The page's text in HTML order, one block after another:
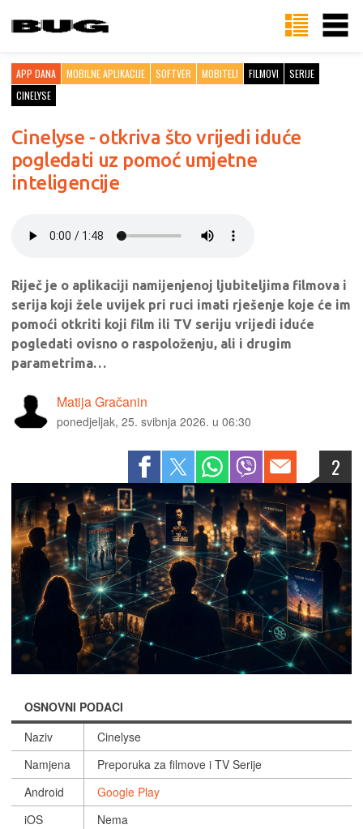
APP DANA MOBILNE APLIKACIJE SOFTVER MOBITELI FILMOVI
SERIJE
CINELYSE
Cinelyse - otkriva što vrijedi iduće
pogledati uz pomoć umjetne
inteligencije
Riječ je o aplikaciji namijenjenoj ljubiteljima filmova i
serija koji žele uvijek pri ruci imati rješenje koje će im
pomoći otkriti koji film ili TV seriju vrijedi iduće
pogledati ovisno o raspoloženju, ali i drugim
parametrima…
Matija Gračanin
ponedjeljak, 25. svibnja 2026. u 06:30
2
OSNOVNI PODACI
Naziv
Cinelyse
Namjena
Preporuka za filmove i TV Serije
Android
Google Play
iOS
Nema